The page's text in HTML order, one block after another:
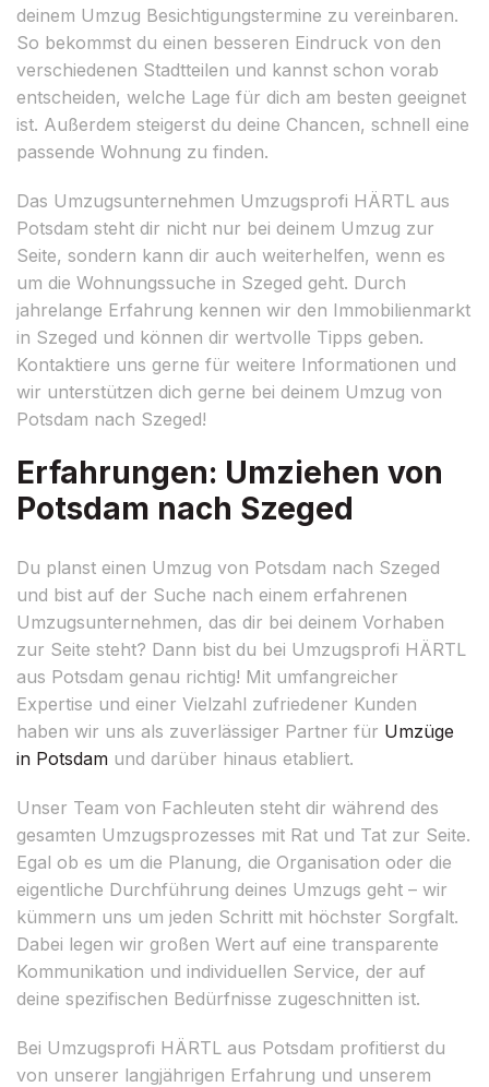
deinem Umzug Besichtigungstermine zu vereinbaren.
So bekommst du einen besseren Eindruck von den
verschiedenen Stadtteilen und kannst schon vorab
entscheiden, welche Lage für dich am besten geeignet
ist. Außerdem steigerst du deine Chancen, schnell eine
passende Wohnung zu finden.
Das Umzugsunternehmen Umzugsprofi HÄRTL aus
Potsdam steht dir nicht nur bei deinem Umzug zur
Seite, sondern kann dir auch weiterhelfen, wenn es
um die Wohnungssuche in Szeged geht. Durch
jahrelange Erfahrung kennen wir den Immobilienmarkt
in Szeged und können dir wertvolle Tipps geben.
Kontaktiere uns gerne für weitere Informationen und
wir unterstützen dich gerne bei deinem Umzug von
Potsdam nach Szeged!
Erfahrungen: Umziehen von
Potsdam nach Szeged
Du planst einen Umzug von Potsdam nach Szeged
und bist auf der Suche nach einem erfahrenen
Umzugsunternehmen, das dir bei deinem Vorhaben
zur Seite steht? Dann bist du bei Umzugsprofi HÄRTL
aus Potsdam genau richtig! Mit umfangreicher
Expertise und einer Vielzahl zufriedener Kunden
haben wir uns als zuverlässiger Partner für Umzüge
in Potsdam und darüber hinaus etabliert.
Unser Team von Fachleuten steht dir während des
gesamten Umzugsprozesses mit Rat und Tat zur Seite.
Egal ob es um die Planung, die Organisation oder die
eigentliche Durchführung deines Umzugs geht – wir
kümmern uns um jeden Schritt mit höchster Sorgfalt.
Dabei legen wir großen Wert auf eine transparente
Kommunikation und individuellen Service, der auf
deine spezifischen Bedürfnisse zugeschnitten ist.
Bei Umzugsprofi HÄRTL aus Potsdam profitierst du
von unserer langjährigen Erfahrung und unserem